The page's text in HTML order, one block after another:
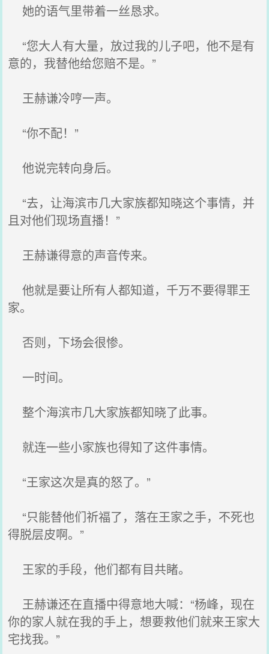
她的语气里带着一丝恳求。
“您大人有大量，放过我的儿子吧，他不是有
意的，我替他给您赔不是。”
王赫谦冷哼一声。
“你不配！”
他说完转向身后。
“去，让海滨市几大家族都知晓这个事情，并
且对他们现场直播！”
王赫谦得意的声音传来。
他就是要让所有人都知道，千万不要得罪王
家。
否则，下场会很惨。
一时间。
整个海滨市几大家族都知晓了此事。
就连一些小家族也得知了这件事情。
“王家这次是真的怒了。”
“只能替他们祈福了，落在王家之手，不死也
得脱层皮啊。”
王家的手段，他们都有目共睹。
王赫谦还在直播中得意地大喊：“杨峰，现在
你的家人就在我的手上，想要救他们就来王家大
宅找我。”